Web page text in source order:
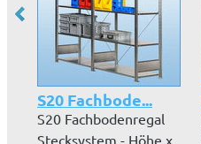
S20 Fachbode...
S20 Fachbodenregal
Stecksystem - Höhe x